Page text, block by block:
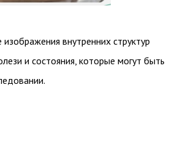
внутренних структур
и состояния, которые могут быть